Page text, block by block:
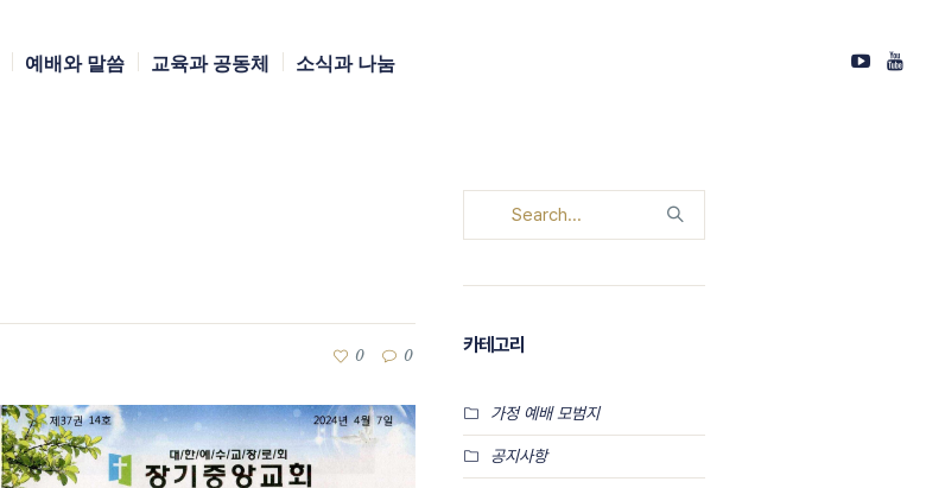
예배와 말씀 교육과 공동체 소식과 나눔
0 0 카테고리
가정 예배 모범지
공지사항